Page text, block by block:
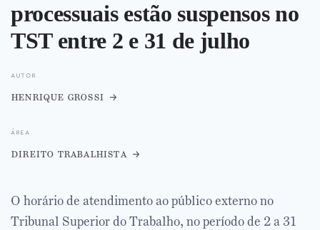
processuais estão suspensos no
TST entre 2 e 31 de julho
autor
henrique grossi
área
direito trabalhista
O horário de atendimento ao público externo no
Tribunal Superior do Trabalho, no período de 2 a 31